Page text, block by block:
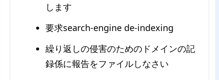
します
要求search-engine de-indexing
繰り返しの侵害のためのドメインの記
録係に報告をファイルしなさい